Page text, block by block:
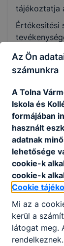
PTT letöltése
Okleveles
Nem
tájékoztatja
Értékesítési
emberekkel
kihívásokat,
Önállóság,
készség,
eszközök
Az Ön
számunkra
A Tolna
Iskola és
formájában
használt
adatnak
lehetősége
cookie-k
cookie-k
Cookie
Mi az a
kerül a
látogat meg.